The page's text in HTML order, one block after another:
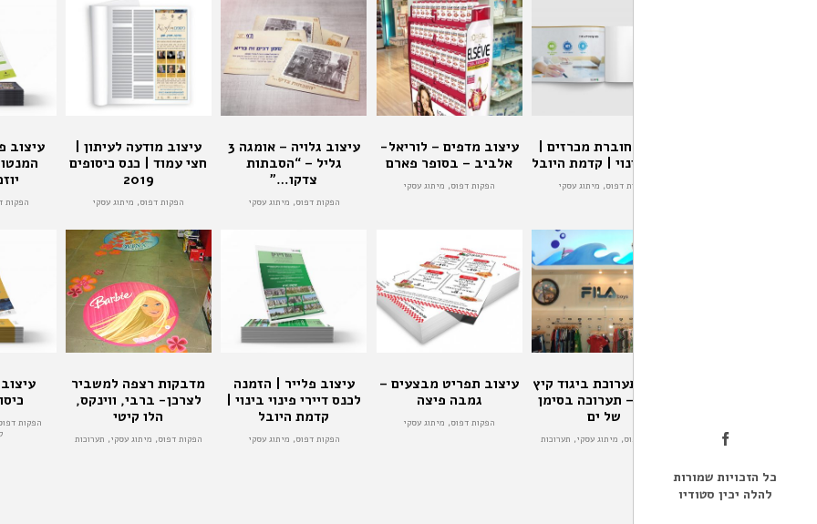
כל הזכויות שמורות
להלה יכין סטודיו
עיצוב
הפקות
עיצוב מודעה לעיתון |
חצי עמוד | כנס כיסופים
2019
הפקות דפוס, מיתוג עסקי
עיצוב גלויה – אומגה 3
גליל – “הסבתות
צדקו…”
הפקות דפוס, מיתוג עסקי
עיצוב מדפים – לוריאל-
אלביב – בסופר פארם
הפקות דפוס, מיתוג עסקי
עיצוב חוברת מכרזים |
פינוי בינוי | קדמת היובל
הפקות דפוס, מיתוג עסקי
הפקות
מדבקות רצפה למשביר
לצרכן- ברבי, ווינקס,
הלו קיטי
הפקות דפוס, מיתוג עסקי, תערוכות
עיצוב פלייר | הזמנה
לכנס דיירי פינוי בינוי |
קדמת היובל
הפקות דפוס, מיתוג עסקי
עיצוב תפריט מבצעים –
גמבה פיצה
הפקות דפוס, מיתוג עסקי
עיצוב תערוכת ביגוד קיץ
2008 – תערוכה בסימן
של ים
הפקות דפוס, מיתוג עסקי, תערוכות